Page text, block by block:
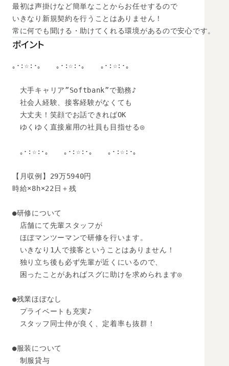
最初は声掛けなど簡単なことからお任せするので
いきなり新規契約を行うことはありません！
常に何でも聞ける・助けてくれる環境があるので安心です。
ポイント
｡･:☆:･｡　　｡･:☆:･｡　　｡･:☆:･｡
大手キャリア”Softbank”で勤務♪
社会人経験、接客経験がなくても
大丈夫！笑顔でお話できればOK
ゆくゆく直接雇用の社員も目指せる◎
｡･:☆:･｡　　｡･:☆:･｡　　｡･:☆:･｡
【月収例】29万5940円
時給×8h×22日＋残
●研修について
店舗にて先輩スタッフが
ほぼマンツーマンで研修を行います。
いきなり1人で接客ということはありません！
独り立ち後も必ず先輩が近くにいるので、
困ったことがあればスグに助けを求められます◎
●残業ほぼなし
プライベートも充実♪
スタッフ同士仲が良く、定着率も抜群！
●服装について
制服貸与